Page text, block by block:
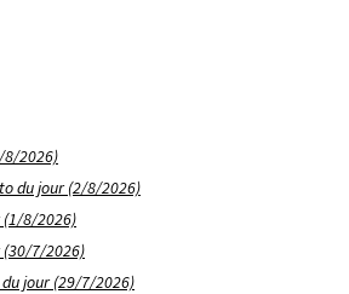
8/2026)
du jour (2/8/2026)
(1/8/2026)
7/2026)
jour (29/7/2026)